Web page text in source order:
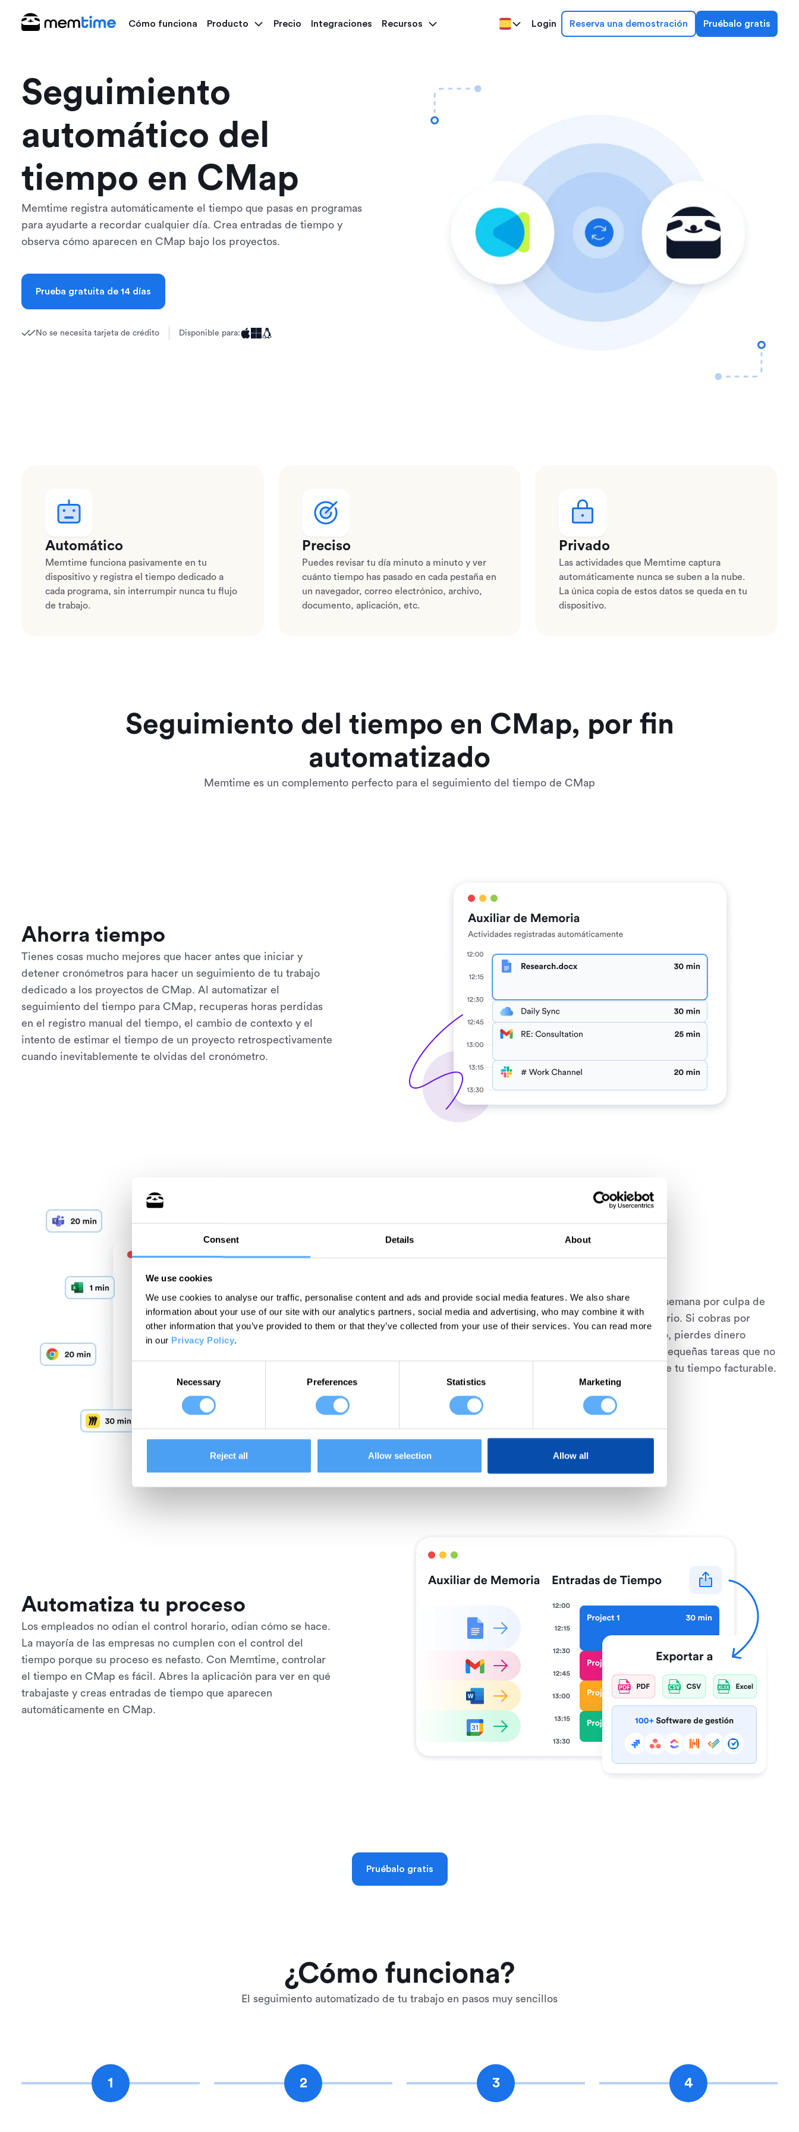
Consent Details About
We use cookies
We use cookies to analyse our traffic, personalise content and ads and provide social media features. We also share
information about your use of our site with our analytics partners, social media and advertising, who may combine it with
other information that you’ve provided to them or that they’ve collected from your use of their services. You can read more
in our Privacy Policy.
Necessary Preferences Statistics Marketing
Reject all Allow selection Allow all
Cómo funciona Producto Precio Integraciones Recursos Login Reserva una demostración Pruébalo gratis
Seguimiento
automático del
tiempo en CMap
Memtime registra automáticamente el tiempo que pasas en programas
para ayudarte a recordar cualquier día. Crea entradas de tiempo y
observa cómo aparecen en CMap bajo los proyectos.
Prueba gratuita de 14 días
No se necesita tarjeta de crédito Disponible para:
Automático
Memtime funciona pasivamente en tu
dispositivo y registra el tiempo dedicado a
cada programa, sin interrumpir nunca tu flujo
de trabajo.
Preciso
Puedes revisar tu día minuto a minuto y ver
cuánto tiempo has pasado en cada pestaña en
un navegador, correo electrónico, archivo,
documento, aplicación, etc.
Privado
Las actividades que Memtime captura
automáticamente nunca se suben a la nube.
La única copia de estos datos se queda en tu
dispositivo.
Seguimiento del tiempo en CMap, por fin
automatizado
Memtime es un complemento perfecto para el seguimiento del tiempo de CMap
Ahorra tiempo
Tienes cosas mucho mejores que hacer antes que iniciar y
detener cronómetros para hacer un seguimiento de tu trabajo
dedicado a los proyectos de CMap. Al automatizar el
seguimiento del tiempo para CMap, recuperas horas perdidas
en el registro manual del tiempo, el cambio de contexto y el
intento de estimar el tiempo de un proyecto retrospectivamente
cuando inevitablemente te olvidas del cronómetro.
Las empresas pierden horas facturables cada semana por culpa de
gestiones no facturables, como el control horario. Si cobras por
horas, pero no tienes un proceso automatizado, pierdes dinero
debido a estimaciones erróneas y a todas las pequeñas tareas que no
se registran. Memtime controla cada minuto de tu tiempo facturable.
Automatiza tu proceso
Los empleados no odian el control horario, odian cómo se hace.
La mayoría de las empresas no cumplen con el control del
tiempo porque su proceso es nefasto. Con Memtime, controlar
el tiempo en CMap es fácil. Abres la aplicación para ver en qué
trabajaste y creas entradas de tiempo que aparecen
automáticamente en CMap.
Pruébalo gratis
¿Cómo funciona?
El seguimiento automatizado de tu trabajo en pasos muy sencillos
1 2 3 4